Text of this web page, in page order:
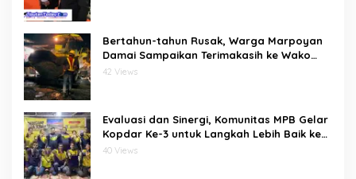
Bertahun-tahun Rusak, Warga Marpoyan
Damai Sampaikan Terimakasih ke Wako
Agung usai Jalan Merak Diaspal Kembali
42 Views
Evaluasi dan Sinergi, Komunitas MPB Gelar
Kopdar Ke-3 untuk Langkah Lebih Baik ke
Depan
40 Views